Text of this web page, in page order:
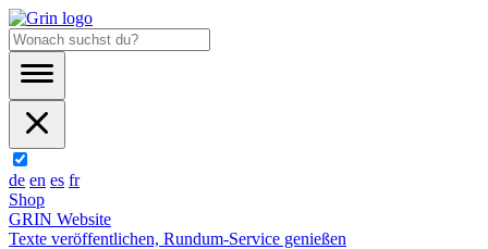
de en es fr
Shop
GRIN Website
Texte veröffentlichen, Rundum-Service genießen